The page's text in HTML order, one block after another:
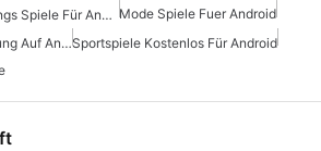
Charakter Anpassungs Spiele Für Android Mode Spiele Fuer Android
Spiele Mit Charaktererstellung Auf AndroidSportspiele Kostenlos Für Android